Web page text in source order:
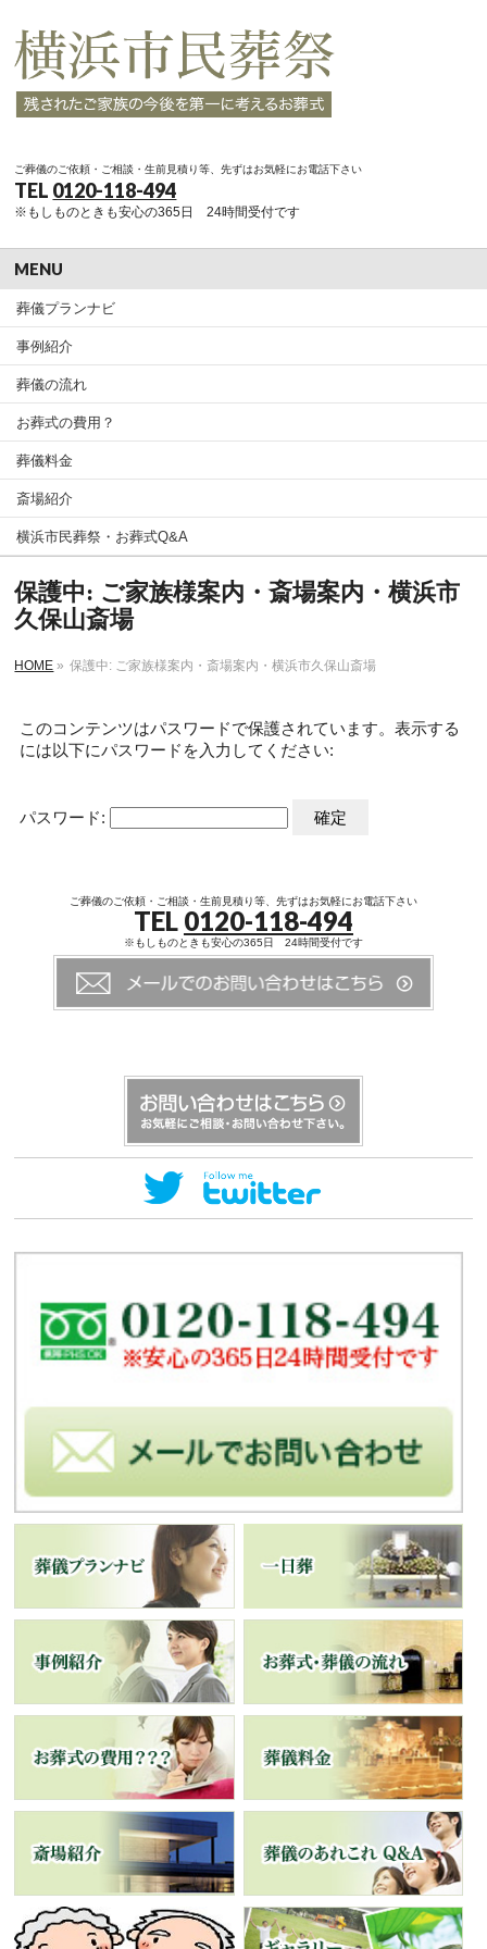
ご葬儀のご依頼・ご相談・生前見積り等、先ずはお気軽にお電話下さい
TEL 0120-118-494
※もしものときも安心の365日 24時間受付です
MENU
葬儀プランナビ
事例紹介
葬儀の流れ
お葬式の費用？
葬儀料金
斎場紹介
横浜市民葬祭・お葬式Q&A
保護中: ご家族様案内・斎場案内・横浜市
久保山斎場
HOME » 保護中: ご家族様案内・斎場案内・横浜市久保山斎場
このコンテンツはパスワードで保護されています。表示する
には以下にパスワードを入力してください:
パスワード:
ご葬儀のご依頼・ご相談・生前見積り等、先ずはお気軽にお電話下さい
TEL 0120-118-494
※もしものときも安心の365日 24時間受付です